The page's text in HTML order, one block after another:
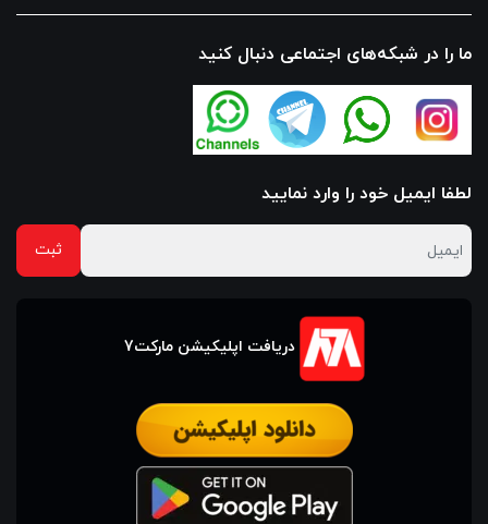
ما را در شبکه‌های اجتماعی دنبال کنید
لطفا ایمیل خود را وارد نمایید
دریافت اپلیکیشن مارکت7